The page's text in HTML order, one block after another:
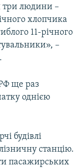
три людини –
хлопчика
11-річного
–
ще раз
однією
будівлі
станцію.
пасажирських